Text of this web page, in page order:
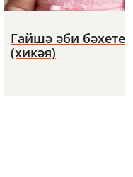
Гайшә әби бәхете
(хикәя)